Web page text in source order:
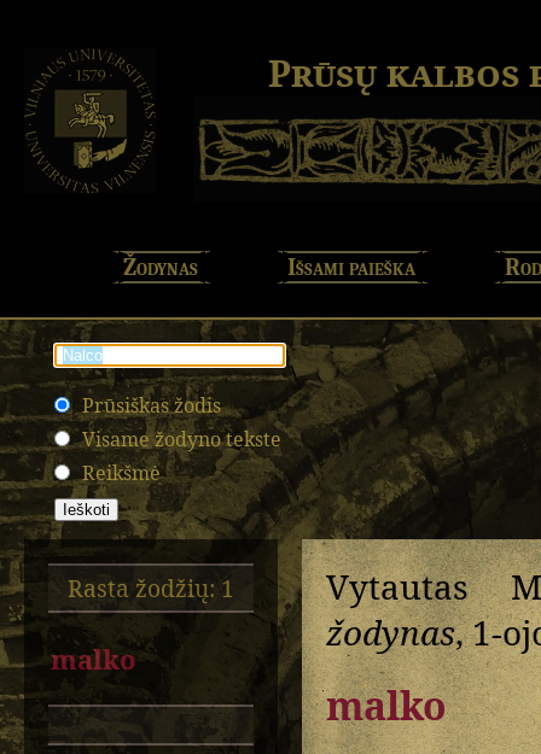
Prūsų kalbos
Žodynas Išsami paieška
Prūsiškas žodis
Visame žodyno tekste
Reikšmė
Rasta žodžių: 1
malko
Vytautas
žodynas, 1-
malko